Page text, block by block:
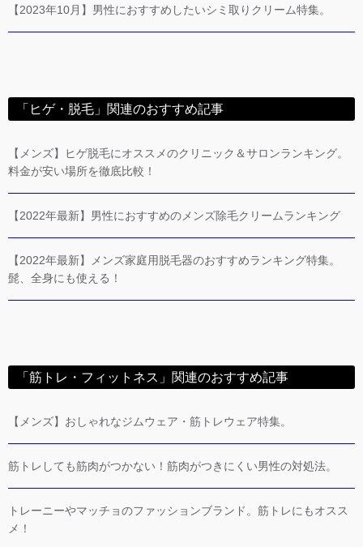
【2023年10月】男性におすすめしたいシミ取りクリーム特集。
「ヒゲ・脱毛」関連のおすすめ記事
【メンズ】ヒゲ脱毛にオススメのクリニック＆サロンランキング。
料金が安い場所を徹底比較！
【2022年最新】男性におすすめのメンズ除毛クリームランキング
【2022年最新】メンズ家庭用脱毛器のおすすめランキング特集。
髭、全身にも使える！
「筋トレ・フィットネス」関連のおすすめ記事
【メンズ】おしゃれなジムウェア・筋トレウェア特集。
筋トレしても筋肉がつかない！筋肉がつきにくい男性の対処法。
トレーニーやマッチョのファッションブランド。筋トレにもオスス
メ！